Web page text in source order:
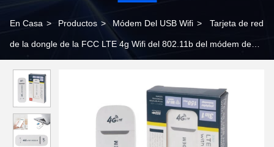
En Casa > Productos > Módem Del USB Wifi > Tarjeta de red
de la dongle de la FCC LTE 4g Wifi del 802.11b del módem de